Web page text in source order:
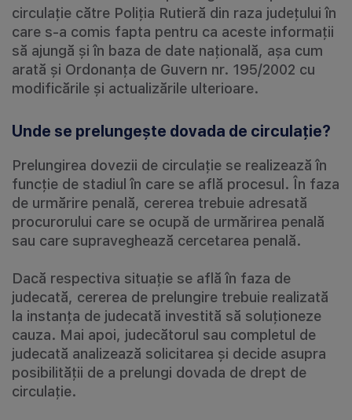
circulație către Poliția Rutieră din raza județului în
care s-a comis fapta pentru ca aceste informații
să ajungă și în baza de date națională, așa cum
arată și Ordonanța de Guvern nr. 195/2002 cu
modificările și actualizările ulterioare.
Unde se prelungește dovada de circulație?
Prelungirea dovezii de circulație se realizează în
funcție de stadiul în care se află procesul. În faza
de urmărire penală, cererea trebuie adresată
procurorului care se ocupă de urmărirea penală
sau care supraveghează cercetarea penală.
Dacă respectiva situație se află în faza de
judecată, cererea de prelungire trebuie realizată
la instanța de judecată investită să soluționeze
cauza. Mai apoi, judecătorul sau completul de
judecată analizează solicitarea și decide asupra
posibilității de a prelungi dovada de drept de
circulație.